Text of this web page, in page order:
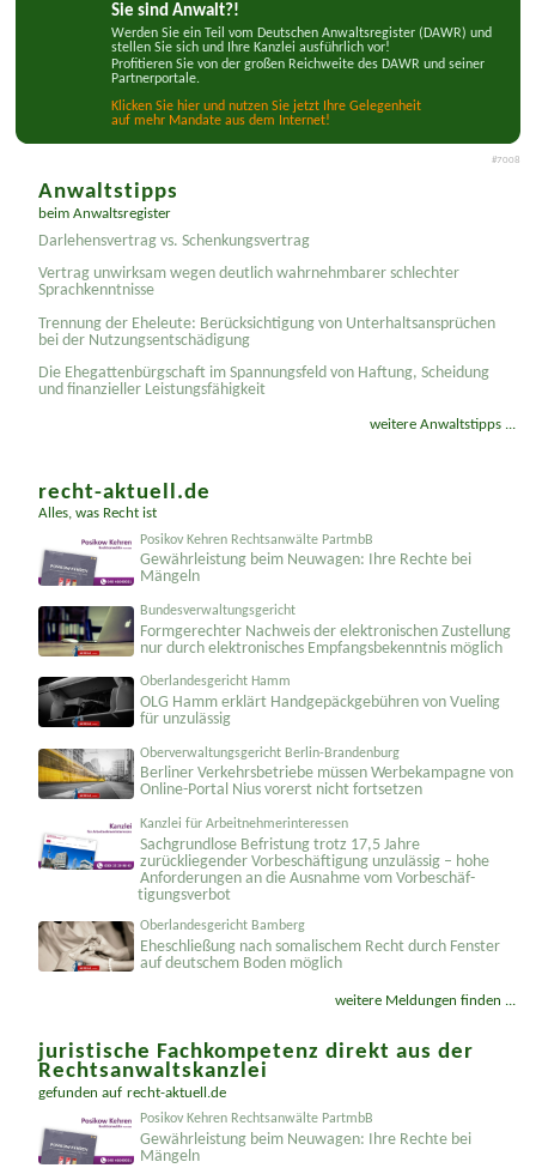
Sie sind Anwalt?!
Werden Sie ein Teil vom Deutschen Anwaltsregister (DAWR) und
stellen Sie sich und Ihre Kanzlei ausführlich vor!
Profitieren Sie von der großen Reichweite des DAWR und seiner
Partnerportale.
Klicken Sie hier und nutzen Sie jetzt Ihre Gelegenheit
auf mehr Mandate aus dem Internet!
#7008
Anwaltstipps
beim Anwaltsregister
Darlehensvertrag vs. Schenkungsvertrag
Vertrag unwirksam wegen deutlich wahrnehmbarer schlechter
Sprachkenntnisse
Trennung der Eheleute: Berücksichtigung von Unterhaltsansprüchen
bei der Nutzungsentschädigung
Die Ehegattenbürgschaft im Spannungsfeld von Haftung, Scheidung
und finanzieller Leistungsfähigkeit
weitere Anwaltstipps ...
recht-aktuell.de
Alles, was Recht ist
Posikov Kehren Rechtsanwälte PartmbB
Gewährleistung beim Neuwagen: Ihre Rechte bei
Mängeln
Bundesverwaltungsgericht
Formgerechter Nachweis der elektronischen Zustellung
nur durch elektronisches Empfangsbekenntnis möglich
Oberlandesgericht Hamm
OLG Hamm erklärt Handgepäckgebühren von Vueling
für unzulässig
Oberverwaltungsgericht Berlin-Brandenburg
Berliner Verkehrsbetriebe müssen Werbekampagne von
Online-Portal Nius vorerst nicht fortsetzen
Kanzlei für Arbeitnehmerinteressen
Sachgrundlose Befristung trotz 17,5 Jahre
zurückliegender Vorbeschäftigung unzulässig – hohe
Anforderungen an die Ausnahme vom Vorbeschäf­
tigungsverbot
Oberlandesgericht Bamberg
Eheschließung nach somalischem Recht durch Fenster
auf deutschem Boden möglich
weitere Meldungen finden ...
juristische Fachkompetenz direkt aus der
Rechtsanwaltskanzlei
gefunden auf recht-aktuell.de
Posikov Kehren Rechtsanwälte PartmbB
Gewährleistung beim Neuwagen: Ihre Rechte bei
Mängeln